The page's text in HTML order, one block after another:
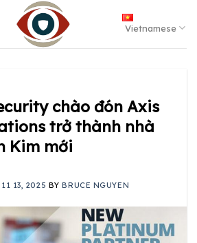
Vietnamese
chào đón Axis
trở thành nhà
Kim mới
13, 2025 BYBRUCE NGUYEN